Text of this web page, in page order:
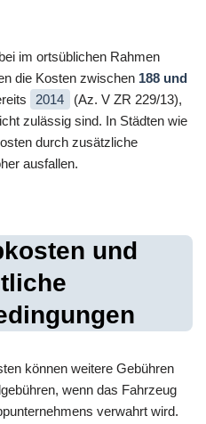
im ortsüblichen Rahmen
die Kosten zwischen 188 und
2014
(Az. V ZR 229/13),
zulässig sind. In Städten wie
durch zusätzliche
ausfallen.
und
können weitere Gebühren
wenn das Fahrzeug
verwahrt wird.